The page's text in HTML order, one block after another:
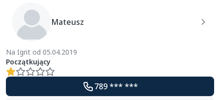
Mateusz
Na Igrit od 05.04.2019
Początkujący
789 *** ***